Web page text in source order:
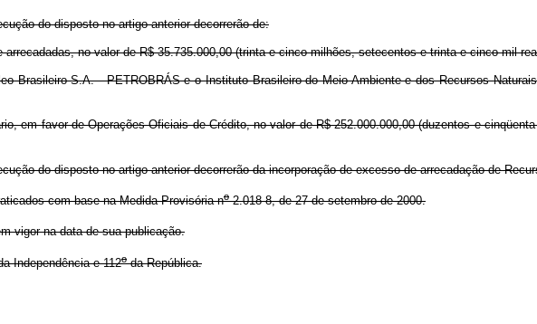
do disposto no artigo anterior decorrerão de:
no valor de R$ 35.735.000,00 (trinta e cinco milhões, setecentos e trinta e cinco mil
S.A. - PETROBRÁS e o Instituto Brasileiro do Meio Ambiente e dos Recursos Naturais
em favor de Operações Oficiais de Crédito, no valor de R$ 252.000.000,00 (duzentos e
do disposto no artigo anterior decorrerão da incorporação de excesso de arrecadação de
com base na Medida Provisória no2.018-8, de 27 de setembro de 2000.
vigor na data de sua publicação.
Independência e 112oda República.